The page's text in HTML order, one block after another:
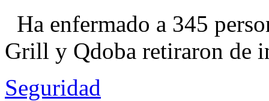
Ha enfermado a 345
Grill y Qdoba retiraron de
Seguridad